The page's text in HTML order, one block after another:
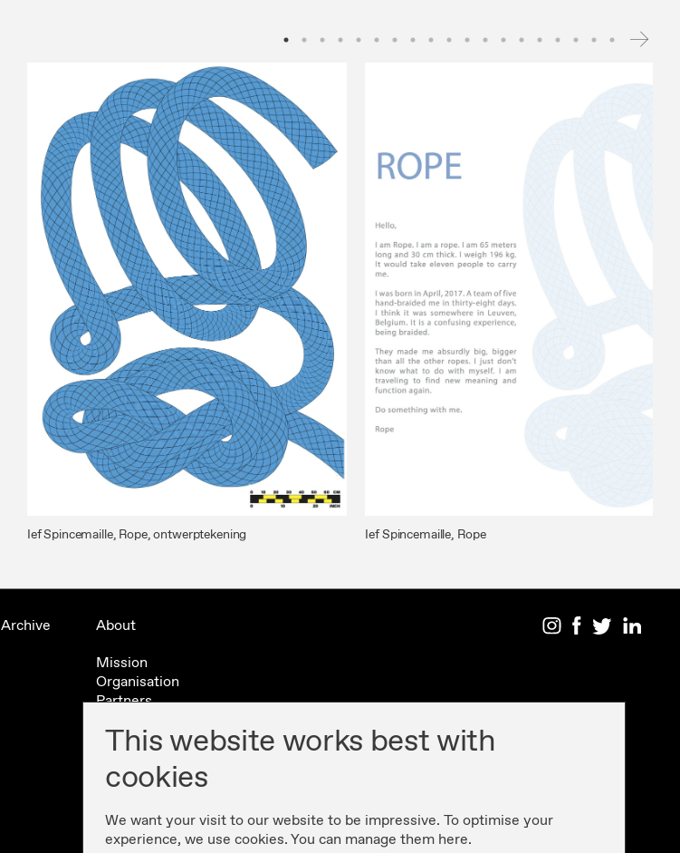
Ief Spincemaille, Rope, ontwerptekening Ief Spincemaille, Rope
Archive
About
Mission
Organisation
Partners
History
This website works best with
cookies
We want your visit to our website to be impressive. To optimise your
experience, we use cookies. You can manage them here.